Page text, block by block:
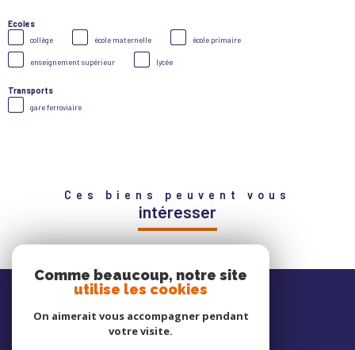
Ecoles
collège école maternelle école primaire
enseignement supérieur lycée
Transports
gare ferroviaire
Ces biens peuvent vous
intéresser
Nos
avis clients
Comme beaucoup, notre site
utilise les cookies
On aimerait vous accompagner pendant
votre visite.